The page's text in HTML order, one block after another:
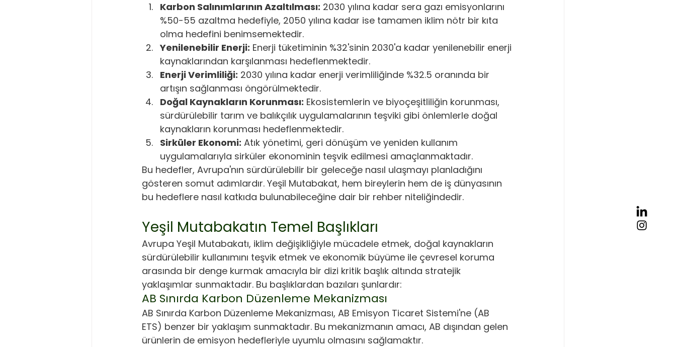
Karbon Salınımlarının Azaltılması: 2030 yılına kadar sera gazı emisyonlarını
%50-55 azaltma hedefiyle, 2050 yılına kadar ise tamamen iklim nötr bir kıta
olma hedefini benimsemektedir.
Yenilenebilir Enerji: Enerji tüketiminin %32'sinin 2030'a kadar yenilenebilir enerji
kaynaklarından karşılanması hedeflenmektedir.
Enerji Verimliliği: 2030 yılına kadar enerji verimliliğinde %32.5 oranında bir
artışın sağlanması öngörülmektedir.
Doğal Kaynakların Korunması: Ekosistemlerin ve biyoçeşitliliğin korunması,
sürdürülebilir tarım ve balıkçılık uygulamalarının teşviki gibi önlemlerle doğal
kaynakların korunması hedeflenmektedir.
Sirküler Ekonomi: Atık yönetimi, geri dönüşüm ve yeniden kullanım
uygulamalarıyla sirküler ekonominin teşvik edilmesi amaçlanmaktadır.
Bu hedefler, Avrupa'nın sürdürülebilir bir geleceğe nasıl ulaşmayı planladığını
gösteren somut adımlardır. Yeşil Mutabakat, hem bireylerin hem de iş dünyasının
bu hedeflere nasıl katkıda bulunabileceğine dair bir rehber niteliğindedir.
Yeşil Mutabakatın Temel Başlıkları
Avrupa Yeşil Mutabakatı, iklim değişikliğiyle mücadele etmek, doğal kaynakların
sürdürülebilir kullanımını teşvik etmek ve ekonomik büyüme ile çevresel koruma
arasında bir denge kurmak amacıyla bir dizi kritik başlık altında stratejik
yaklaşımlar sunmaktadır. Bu başlıklardan bazıları şunlardır:
AB Sınırda Karbon Düzenleme Mekanizması
AB Sınırda Karbon Düzenleme Mekanizması, AB Emisyon Ticaret Sistemi'ne (AB
ETS) benzer bir yaklaşım sunmaktadır. Bu mekanizmanın amacı, AB dışından gelen
ürünlerin de emisyon hedefleriyle uyumlu olmasını sağlamaktır.